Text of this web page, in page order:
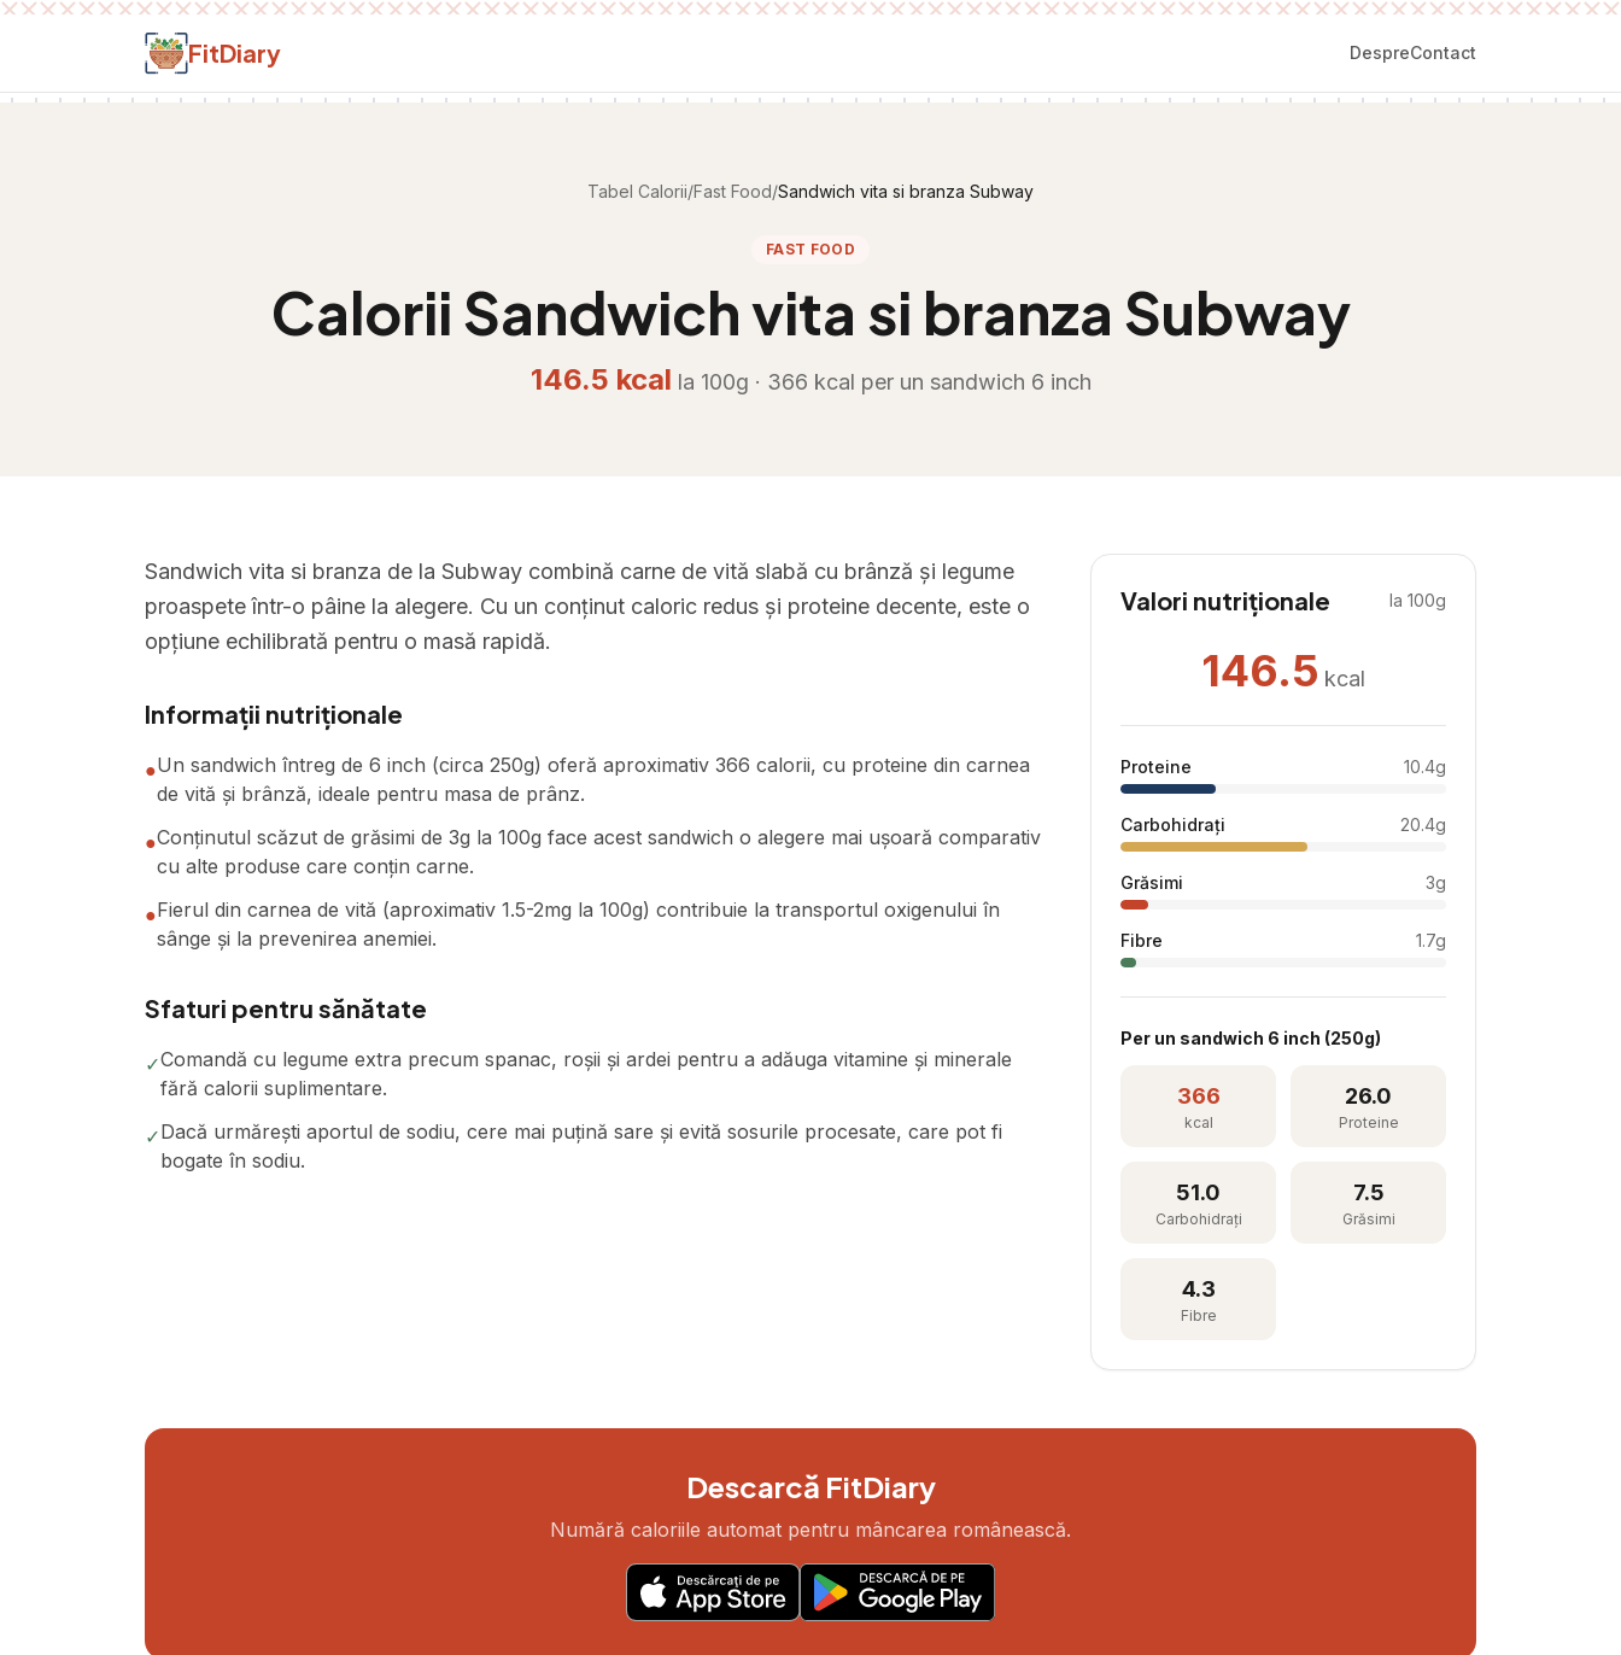
Salt la conținut
FitDiary DespreContact
Tabel Calorii/Fast Food/Sandwich vita si branza Subway
FAST FOOD
CaloriiSandwich vita si branza Subway
146.5 kcal la 100g · 366 kcal per un sandwich 6 inch
Sandwich vita si branza de la Subway combină carne de vită slabă cu brânză și legume
proaspete într-o pâine la alegere. Cu un conținut caloric redus și proteine decente, este o
opțiune echilibrată pentru o masă rapidă.
Informații nutriționale
●Un sandwich întreg de 6 inch (circa 250g) oferă aproximativ 366 calorii, cu proteine din carnea
de vită și brânză, ideale pentru masa de prânz.
●Conținutul scăzut de grăsimi de 3g la 100g face acest sandwich o alegere mai ușoară comparativ
cu alte produse care conțin carne.
●Fierul din carnea de vită (aproximativ 1.5-2mg la 100g) contribuie la transportul oxigenului în
sânge și la prevenirea anemiei.
Sfaturi pentru sănătate
✓Comandă cu legume extra precum spanac, roșii și ardei pentru a adăuga vitamine și minerale
fără calorii suplimentare.
✓Dacă urmărești aportul de sodiu, cere mai puțină sare și evită sosurile procesate, care pot fi
bogate în sodiu.
Valori nutriționale la 100g
146.5 kcal
Proteine 10.4g
Carbohidrați 20.4g
Grăsimi 3g
Fibre 1.7g
Per un sandwich 6 inch (250g)
366
kcal
26.0
Proteine
51.0
Carbohidrați
7.5
Grăsimi
4.3
Fibre
Descarcă FitDiary
Numără caloriile automat pentru mâncarea românească.